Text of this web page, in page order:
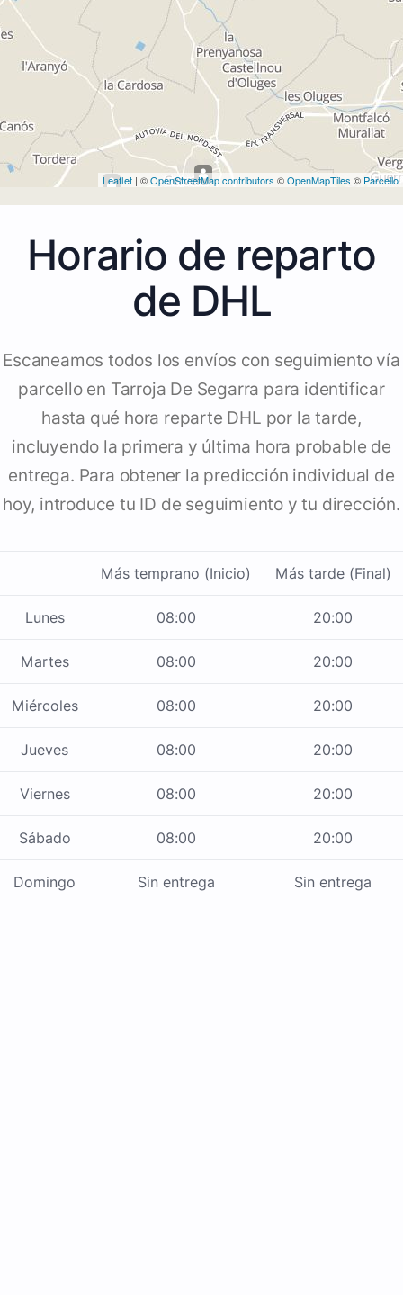
Leaflet | ©OpenStreetMap contributors ©OpenMapTiles © Parcello
Horario de reparto
de DHL
Escaneamos todos los envíos con seguimiento vía
parcello en Tarroja De Segarra para identificar
hasta qué hora reparte DHL por la tarde,
incluyendo la primera y última hora probable de
entrega. Para obtener la predicción individual de
hoy, introduce tu ID de seguimiento y tu dirección.
Más temprano (Inicio) Más tarde (Final)
Lunes 08:00 20:00
Martes 08:00 20:00
Miércoles 08:00 20:00
Jueves 08:00 20:00
Viernes 08:00 20:00
Sábado 08:00 20:00
Domingo Sin entrega Sin entrega